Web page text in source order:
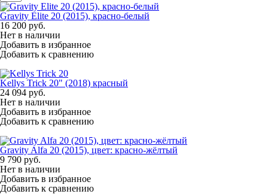
Gravity Elite 20 (2015), красно-белый
16 200 руб.
Нет в наличии
Добавить в избранное
Добавить к сравнению
Kellys Trick 20" (2018) красный
24 094 руб.
Нет в наличии
Добавить в избранное
Добавить к сравнению
Gravity Alfa 20 (2015), цвет: красно-жёлтый
9 790 руб.
Нет в наличии
Добавить в избранное
Добавить к сравнению